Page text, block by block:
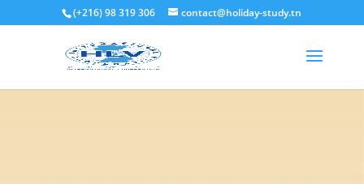
(+216) 98 319 306 contact@holiday-study.tn